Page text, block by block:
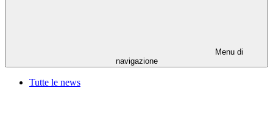
Menu di
navigazione
Tutte le news